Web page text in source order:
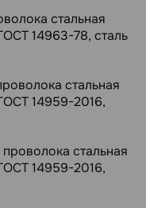
стальная
14963-78, сталь
стальная
14959-2016,
стальная
14959-2016,